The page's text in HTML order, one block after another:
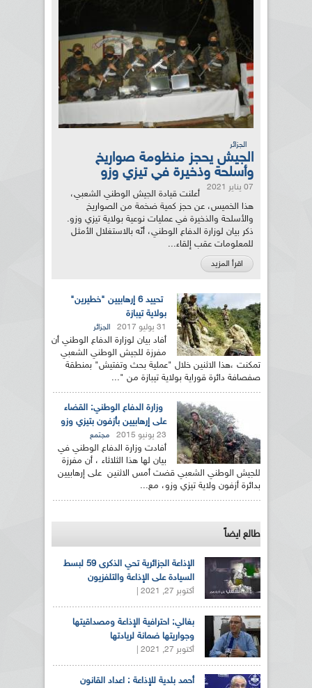
الجزائر
الجيش يحجز منظومة صواريخ
وأسلحة وذخيرة في تيزي وزو
07 يناير 2021
أعلنت قيادة الجيش الوطني الشعبي،
هذا الخميس، عن حجز كمية ضخمة من الصواريخ
والأسلحة والذخيرة في عمليات نوعية بولاية تيزي وزو.
ذكر بيان لوزارة الدفاع الوطني، أنّه بالاستغلال الأمثل
للمعلومات عقب إلقاء...
اقرأ المزيد
تحييد 6 إرهابيين "خطيرين"
بولاية تيبازة
31 يوليو 2017 الجزائر
أفاد بيان لوزارة الدفاع الوطني أن
مفرزة للجيش الوطني الشعبي
تمكنت ،هذا الاثنين خلال "عملية بحث وتفتيش" بمنطقة
صفصافة دائرة قوراية بولاية تيبازة من "...
وزارة الدفاع الوطني: القضاء
على إرهابيين بأزفون بتيزي وزو
23 يونيو 2015 مجتمع
أفادت وزارة الدفاع الوطني في
بيان لها هذا الثلاثاء ، أن مفرزة
للجيش الوطني الشعبي قضت أمس الاثنين على إرهابيين
بدائرة أزفون ولاية تيزي وزو، مع...
طالع ايضاً
الإذاعة الجزائرية تحي الذكرى 59 لبسط
السيادة على الإذاعة والتلفزيون
أكتوبر 27, 2021 |
بغالي: احترافية الإذاعة ومصداقيتها
وجواريتها ضمانة لريادتها
أكتوبر 27, 2021 |
أحمد بلدية للإذاعة : اعداد القانون